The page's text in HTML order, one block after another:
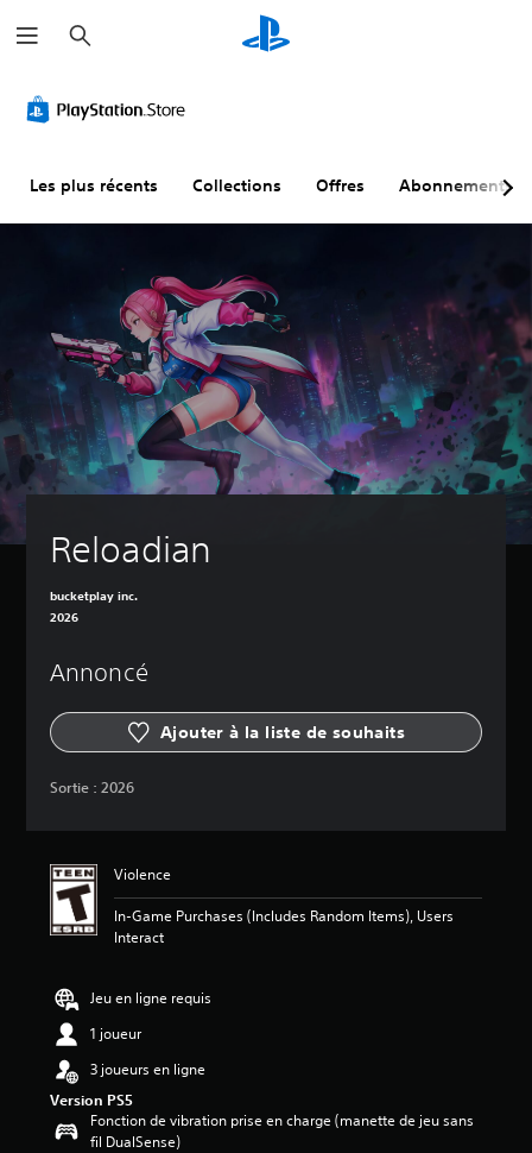
e
c
r
c
r
Les plus récents Collections Offres Abonnements
Reloadian
bucketplay inc.
2026
Annoncé
Ajouter à la liste de souhaits
Sortie : 2026
Violence
In-Game Purchases (Includes Random Items), Users
Interact
Jeu en ligne requis
1 joueur
3 joueurs en ligne
Version PS5
Fonction de vibration prise en charge (manette de jeu sans
fil DualSense)